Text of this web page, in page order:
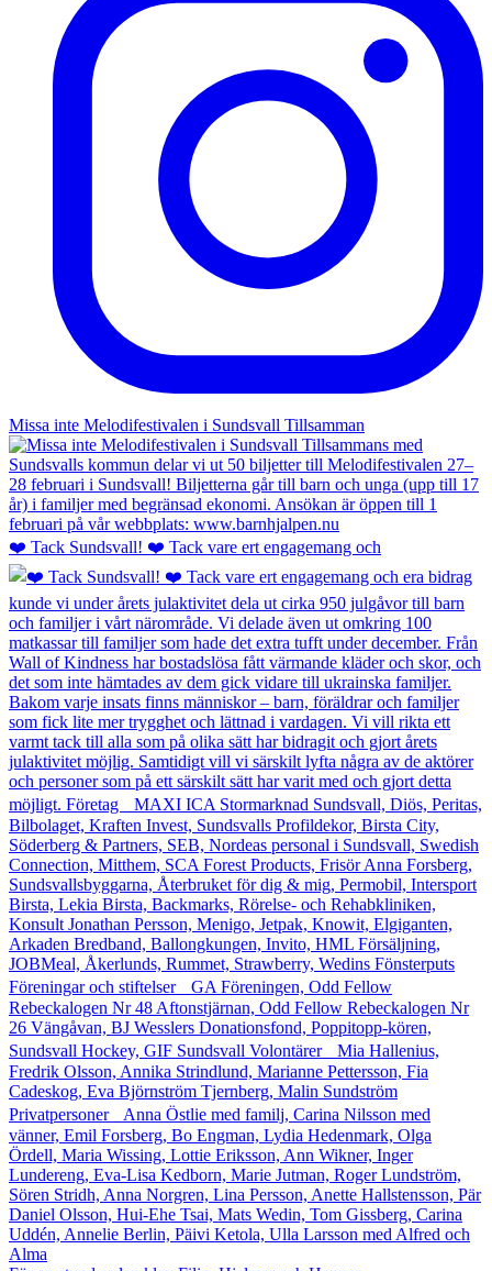
Missa inte Melodifestivalen i Sundsvall Tillsamman
❤️ Tack Sundsvall! ❤️ Tack vare ert engagemang och